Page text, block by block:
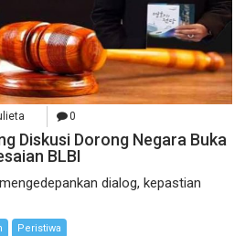
0
Diskusi Dorong Negara Buka
BLBI
dialog, kepastian
Peristiwa